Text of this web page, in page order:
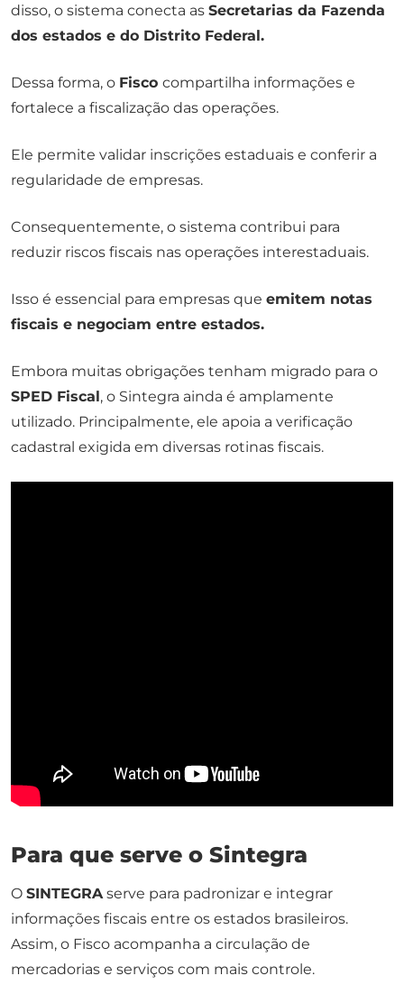
disso, o sistema conecta as Secretarias da Fazenda
dos estados e do Distrito Federal.
Dessa forma, o Fisco compartilha informações e
fortalece a fiscalização das operações.
Ele permite validar inscrições estaduais e conferir a
regularidade de empresas.
Consequentemente, o sistema contribui para
reduzir riscos fiscais nas operações interestaduais.
Isso é essencial para empresas que emitem notas
fiscais e negociam entre estados.
Embora muitas obrigações tenham migrado para o
SPED Fiscal, o Sintegra ainda é amplamente
utilizado. Principalmente, ele apoia a verificação
cadastral exigida em diversas rotinas fiscais.
Para que serve o Sintegra
O SINTEGRAserve para padronizar e integrar
informações fiscais entre os estados brasileiros.
Assim, o Fisco acompanha a circulação de
mercadorias e serviços com mais controle.